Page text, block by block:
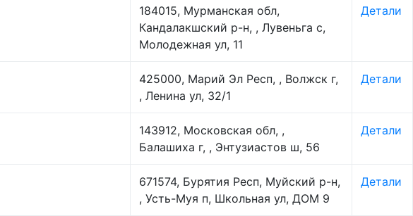
184015, Мурманская обл,
Кандалакшский р-н, , Лувеньга с,
Молодежная ул, 11
Детали
425000, Марий Эл Респ, , Волжск г,
, Ленина ул, 32/1
Детали
143912, Московская обл, ,
Балашиха г, , Энтузиастов ш, 56
Детали
671574, Бурятия Респ, Муйский р-н,
, Усть-Муя п, Школьная ул, ДОМ 9
Детали